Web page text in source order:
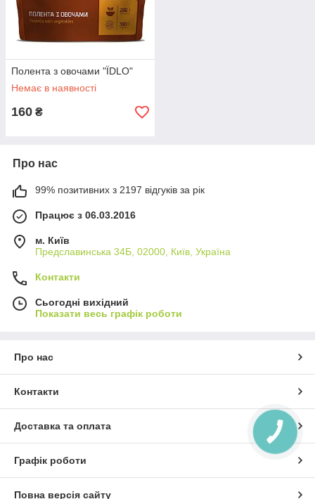
Полента з овочами "ЇDLO"
Немає в наявності
160 ₴
Про нас
99% позитивних з 2197 відгуків за рік
Працює з 06.03.2016
м. Київ
Предславинська 34Б, 02000, Київ, Україна
Контакти
Сьогодні вихідний
Показати весь графік роботи
Про нас
Контакти
Доставка та оплата
Графік роботи
Повна версія сайту
КНОПКА
ЗВ'ЯЗКУ